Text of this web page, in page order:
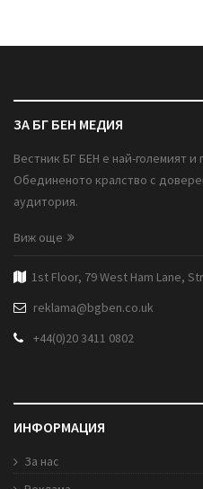
ЗА БГ БЕН МЕДИЯ
Вестник БГ БЕН е най-големият и
Обединеното кралство с
аудитория.
Виж още
1st Floor, 79 West Ham Lane,
reklama@bgben.co.uk
+44(0)20 3411 0802
ИНФОРМАЦИЯ
За нас